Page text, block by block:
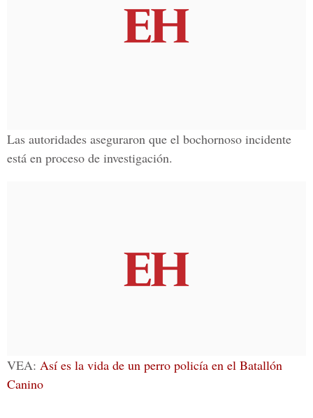
Las autoridades aseguraron que el bochornoso incidente
está en proceso de investigación.
VEA: Así es la vida de un perro policía en el Batallón
Canino